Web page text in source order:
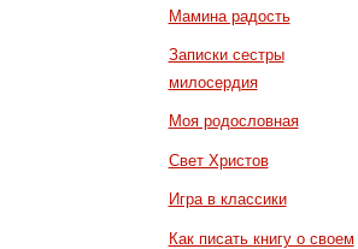
Мамина радость
Записки сестры
милосердия
Моя родословная
Свет Христов
Игра в классики
Как писать книгу о своем